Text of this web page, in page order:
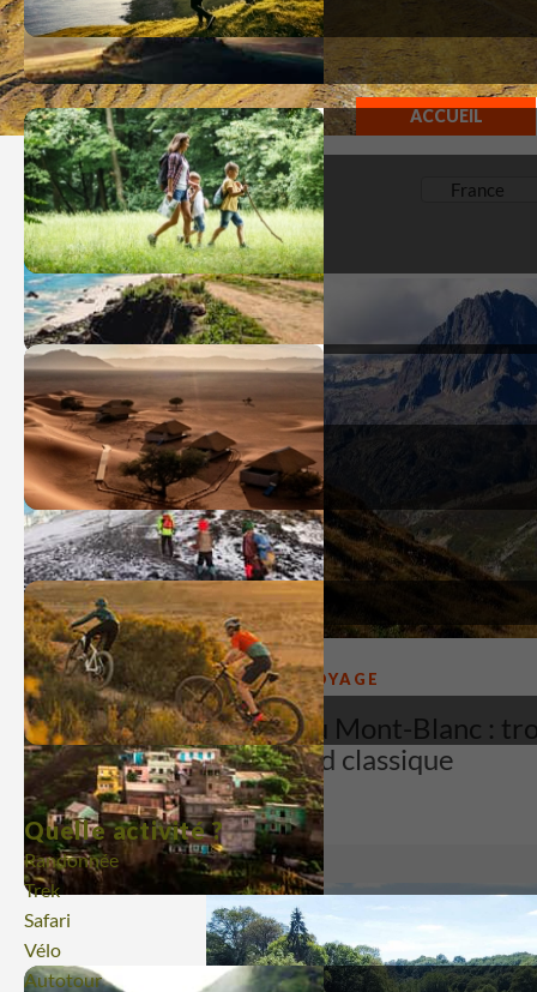
Quelle activité ?
Randonnée
Trek
Safari
Vélo
Autotour
ACCUEIL
IDÉES VOYAGE
Tour du Mont-Blanc :
le grand classique
21/07/26